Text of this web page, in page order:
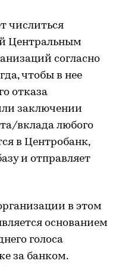
числиться
Центральным
согласно
чтобы в нее
отказа
заключении
вклада любого
в Центробанк,
и отправляет
в этом
основанием
голоса
за банком.